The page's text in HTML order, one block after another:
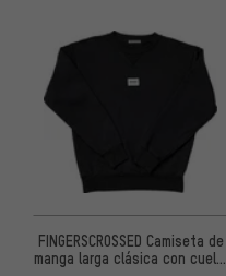
FINGERSCROSSED Camiseta de
manga larga clásica con cuello